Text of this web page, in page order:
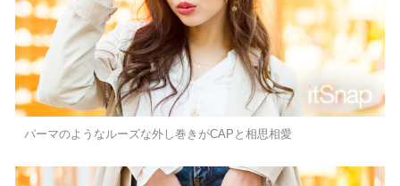
パーマのようなルーズな外し巻きがCAPと相思相愛